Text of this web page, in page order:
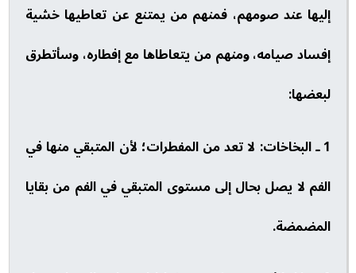
إليها عند صومهم، فمنهم من يمتنع عن تعاطيها خشية
إفساد صيامه، ومنهم من يتعاطاها مع إفطاره، وسأتطرق
لبعضها:
1 ـ البخاخات: لا تعد من المفطرات؛ لأن المتبقي منها في
الفم لا يصل بحال إلى مستوى المتبقي في الفم من بقايا
المضمضة.